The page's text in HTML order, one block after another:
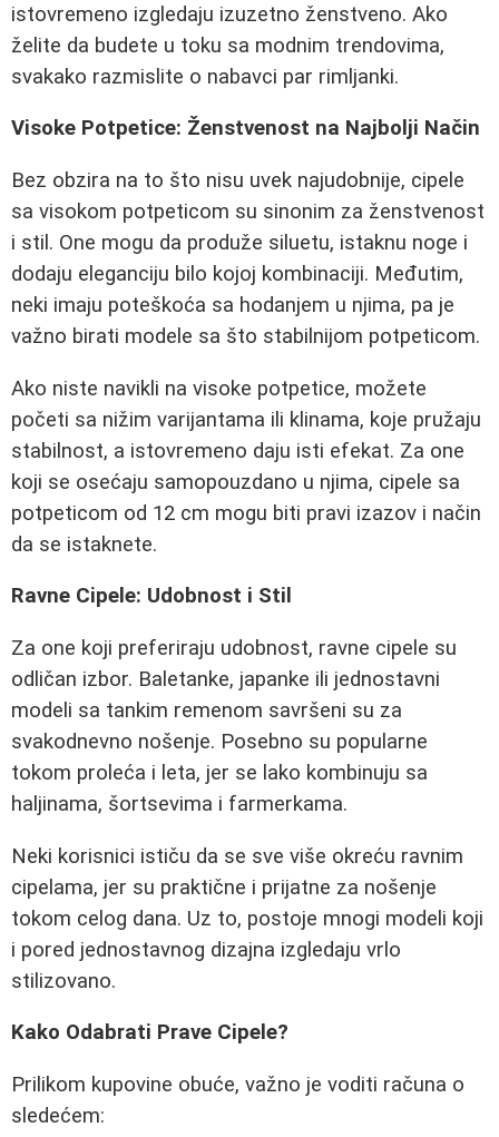
istovremeno izgledaju izuzetno ženstveno. Ako
želite da budete u toku sa modnim trendovima,
svakako razmislite o nabavci par rimljanki.
Visoke Potpetice: Ženstvenost na Najbolji Način
Bez obzira na to što nisu uvek najudobnije, cipele
sa visokom potpeticom su sinonim za ženstvenost
i stil. One mogu da produže siluetu, istaknu noge i
dodaju eleganciju bilo kojoj kombinaciji. Međutim,
neki imaju poteškoća sa hodanjem u njima, pa je
važno birati modele sa što stabilnijom potpeticom.
Ako niste navikli na visoke potpetice, možete
početi sa nižim varijantama ili klinama, koje pružaju
stabilnost, a istovremeno daju isti efekat. Za one
koji se osećaju samopouzdano u njima, cipele sa
potpeticom od 12 cm mogu biti pravi izazov i način
da se istaknete.
Ravne Cipele: Udobnost i Stil
Za one koji preferiraju udobnost, ravne cipele su
odličan izbor. Baletanke, japanke ili jednostavni
modeli sa tankim remenom savršeni su za
svakodnevno nošenje. Posebno su popularne
tokom proleća i leta, jer se lako kombinuju sa
haljinama, šortsevima i farmerkama.
Neki korisnici ističu da se sve više okreću ravnim
cipelama, jer su praktične i prijatne za nošenje
tokom celog dana. Uz to, postoje mnogi modeli koji
i pored jednostavnog dizajna izgledaju vrlo
stilizovano.
Kako Odabrati Prave Cipele?
Prilikom kupovine obuće, važno je voditi računa o
sledećem: